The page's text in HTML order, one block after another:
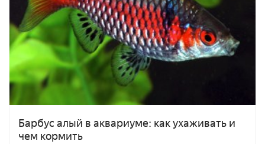
Барбус алый в аквариуме: как ухаживать и
чем кормить